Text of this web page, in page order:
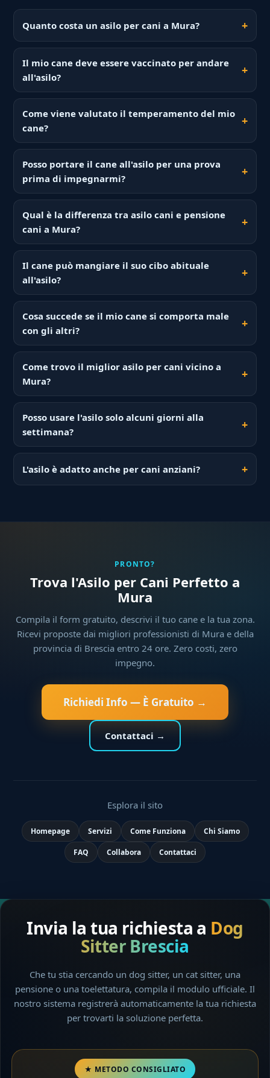
Quanto costa un asilo per cani a Mura?
Il mio cane deve essere vaccinato per andare
all'asilo?
Come viene valutato il temperamento del mio
cane?
Posso portare il cane all'asilo per una prova
prima di impegnarmi?
Qual è la differenza tra asilo cani e pensione
cani a Mura?
Il cane può mangiare il suo cibo abituale
all'asilo?
Cosa succede se il mio cane si comporta male
con gli altri?
Come trovo il miglior asilo per cani vicino a
Mura?
Posso usare l'asilo solo alcuni giorni alla
settimana?
L'asilo è adatto anche per cani anziani?
PRONTO?
Trova l'Asilo per Cani Perfetto a
Mura
Compila il form gratuito, descrivi il tuo cane e la tua zona.
Ricevi proposte dai migliori professionisti di Mura e della
provincia di Brescia entro 24 ore. Zero costi, zero
impegno.
Richiedi Info — È Gratuito →
Contattaci →
Esplora il sito
Homepage Servizi Come Funziona Chi Siamo
FAQ Collabora Contattaci
Invia la tua richiesta a Dog
Sitter Brescia
Che tu stia cercando un dog sitter, un cat sitter, una
pensione o una toelettatura, compila il modulo ufficiale. Il
nostro sistema registrerà automaticamente la tua richiesta
per trovarti la soluzione perfetta.